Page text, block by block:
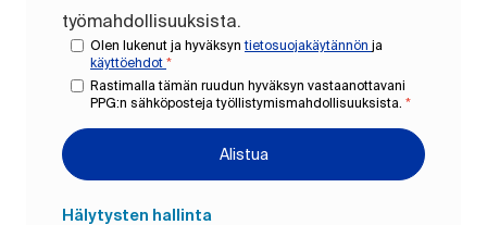
työmahdollisuuksista.
Olen lukenut ja hyväksyntietosuojakäytännön ja
käyttöehdot *
Rastimalla tämän ruudun hyväksyn vastaanottavani
PPG:n sähköposteja työllistymismahdollisuuksista. *
Alistua
Hälytysten hallinta